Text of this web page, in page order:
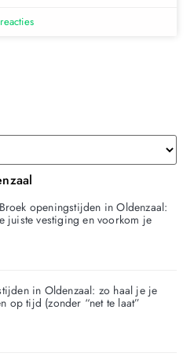
openingstijden in Oldenzaal:
juiste vestiging en voorkom je
in Oldenzaal: zo haal je je
op tijd (zonder “net te laat”